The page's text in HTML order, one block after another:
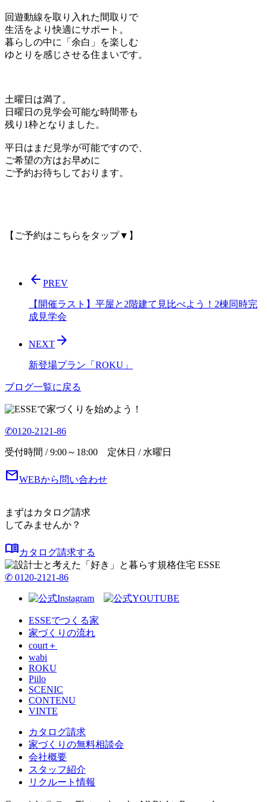
回遊動線を取り入れた間取りで
生活をより快適にサポート。
暮らしの中に「余白」を楽しむ
ゆとりを感じさせる住まいです。
土曜日は満了。
日曜日の見学会可能な時間帯も
残り1枠となりました。
平日はまだ見学が可能ですので、
ご希望の方はお早めに
ご予約お待ちしております。
【ご予約はこちらをタップ▼】
arrow_back PREV
【開催ラスト】平屋と2階建て見比べよう！2棟同時完
成見学会
NEXT arrow_forward
新登場プラン「ROKU」
ブログ一覧に戻る
で家づくりを始めよう！
✆0120-2121-86
受付時間 / 9:00～18:00 定休日 / 水曜日
mailWEBから問い合わせ
まずはカタログ請求
してみませんか？
menu_bookカタログ請求する
✆ 0120-2121-86
ESSEでつくる家
家づくりの流れ
court＋
wabi
ROKU
Piilo
SCENIC
CONTENU
VINTE
カタログ請求
家づくりの無料相談会
会社概要
スタッフ紹介
リクルート情報